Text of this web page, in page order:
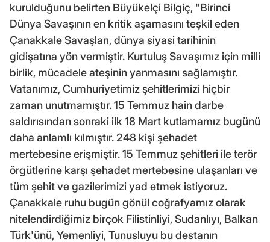
kurulduğunu belirten Büyükelçi Bilgiç, "Birinci
Dünya Savaşının en kritik aşamasını teşkil eden
Çanakkale Savaşları, dünya siyasi tarihinin
gidişatına yön vermiştir. Kurtuluş Savaşımız için milli
birlik, mücadele ateşinin yanmasını sağlamıştır.
Vatanımız, Cumhuriyetimiz şehitlerimizi hiçbir
zaman unutmamıştır. 15 Temmuz hain darbe
saldırısından sonraki ilk 18 Mart kutlamamız bugünü
daha anlamlı kılmıştır. 248 kişi şehadet
mertebesine erişmiştir. 15 Temmuz şehitleri ile terör
örgütlerine karşı şehadet mertebesine ulaşanları ve
tüm şehit ve gazilerimizi yad etmek istiyoruz.
Çanakkale ruhu bugün gönül coğrafyamız olarak
nitelendirdiğimiz birçok Filistinliyi, Sudanlıyı, Balkan
Türk'ünü, Yemenliyi, Tunusluyu bu destanın